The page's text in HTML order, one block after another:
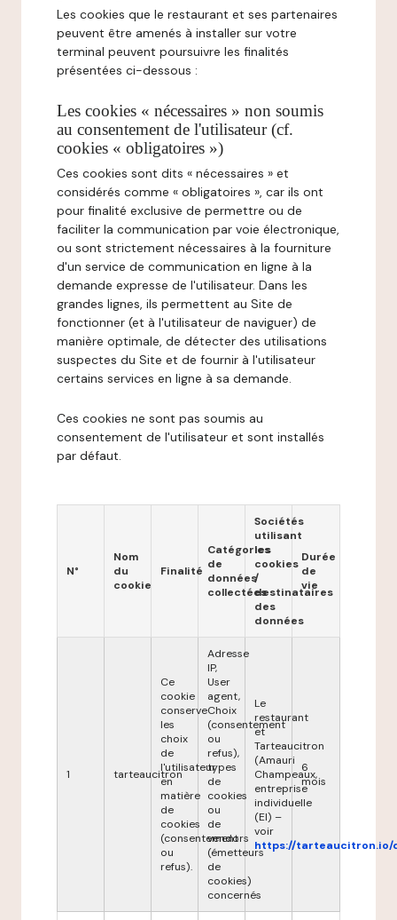
Les cookies que le restaurant et ses partenaires
peuvent être amenés à installer sur votre
terminal peuvent poursuivre les finalités
présentées ci-dessous :
Les cookies « nécessaires » non soumis
au consentement de l'utilisateur (cf.
cookies « obligatoires »)
Ces cookies sont dits « nécessaires » et
considérés comme « obligatoires », car ils ont
pour finalité exclusive de permettre ou de
faciliter la communication par voie électronique,
ou sont strictement nécessaires à la fourniture
d'un service de communication en ligne à la
demande expresse de l'utilisateur. Dans les
grandes lignes, ils permettent au Site de
fonctionner (et à l'utilisateur de naviguer) de
manière optimale, de détecter des utilisations
suspectes du Site et de fournir à l'utilisateur
certains services en ligne à sa demande.
Ces cookies ne sont pas soumis au
consentement de l'utilisateur et sont installés
par défaut.
N°
Nom
du
cookie
Finalité
Catégories
de
données
collectées
Sociétés
utilisant
les
cookies
/
destinataires
des
données
Durée
de
vie
1 tarteaucitron
Ce
cookie
conserve
les
choix
de
l'utilisateur
en
matière
de
cookies
(consentement
ou
refus).
Adresse
IP,
User
agent,
Choix
(consentement
ou
refus),
types
de
cookies
ou
de
vendors
(émetteurs
de
cookies)
concernés
Le
restaurant
et
Tarteaucitron
(Amauri
Champeaux,
entreprise
individuelle
(EI) –
voir
https://tarteaucitron.io/
6
mois